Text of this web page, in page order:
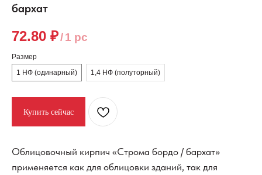
бархат
72.80 ₽/1 pc
Размер
1 НФ (одинарный)
1,4 НФ (полуторный)
Купить сейчас
Облицовочный кирпич «Строма бордо / бархат»
применяется как для облицовки зданий, так для